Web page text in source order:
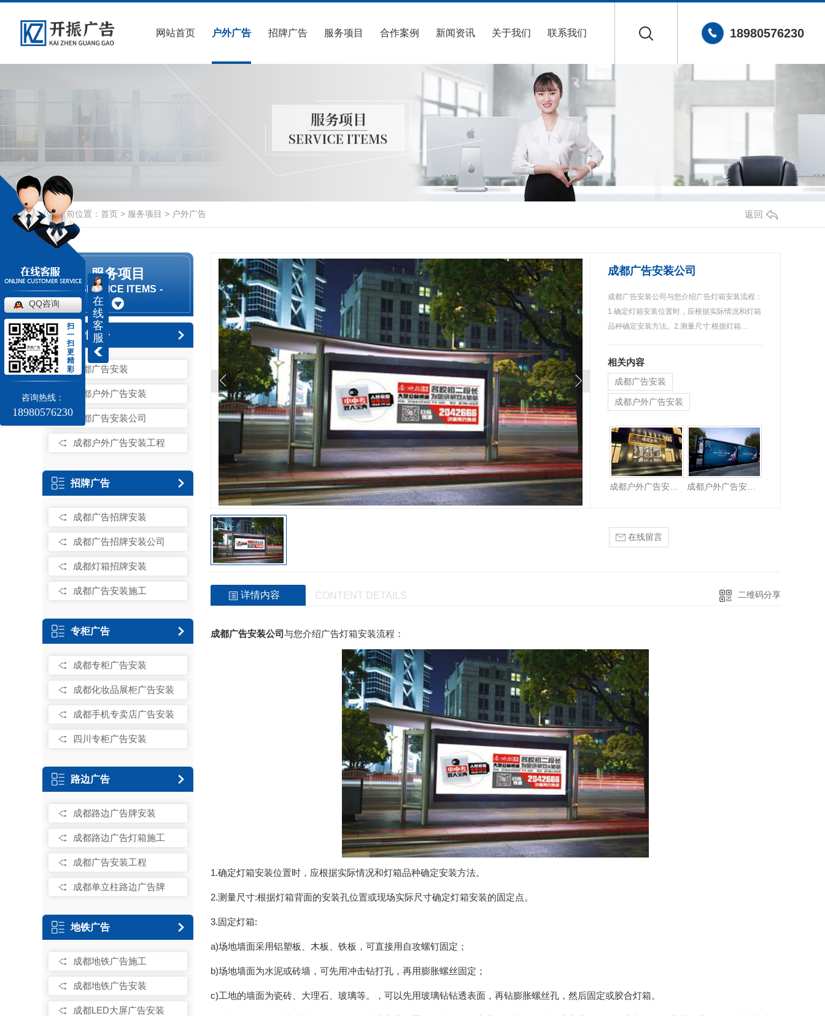
18980576230
网站首页 户外广告 招牌广告 服务项目 合作案例 新闻资讯 关于我们 联系我们
当前位置： 首页 > 服务项目 > 户外广告 返回
服务项目
SERVICE ITEMS
户外广告
成都广告安装
成都户外广告安装
成都广告安装公司
成都户外广告安装工程
招牌广告
成都广告招牌安装
成都广告招牌安装公司
成都灯箱招牌安装
成都广告安装施工
专柜广告
成都专柜广告安装
成都化妆品展柜广告安装
成都手机专卖店广告安装
四川专柜广告安装
路边广告
成都路边广告牌安装
成都路边广告灯箱施工
成都广告安装工程
成都单立柱路边广告牌
地铁广告
成都地铁广告施工
成都地铁广告安装
成都LED大屏广告安装
成都广告安装公司
成都广告安装公司与您介绍广告灯箱安装流程：
1.确定灯箱安装位置时，应根据实际情况和灯箱
品种确定安装方法。2.测量尺寸:根据灯箱…
相关内容
成都广告安装
成都户外广告安装
成都户外广告安装工程
在线留言
详情内容 CONTENT DETAILS 二维码分享
成都广告安装公司与您介绍广告灯箱安装流程：
1.确定灯箱安装位置时，应根据实际情况和灯箱品种确定安装方法。
2.测量尺寸:根据灯箱背面的安装孔位置或现场实际尺寸确定灯箱安装的固定点。
3.固定灯箱:
a)场地墙面采用铝塑板、木板、铁板，可直接用自攻螺钉固定；
b)场地墙面为水泥或砖墙，可先用冲击钻打孔，再用膨胀螺丝固定；
c)工地的墙面为瓷砖、大理石、玻璃等。，可以先用玻璃钻钻透表面，再钻膨胀螺丝孔，然后固定或胶合灯箱。
在
线
客
服
QQ咨询
扫
一
扫
更
精
彩
咨询热线：
18980576230